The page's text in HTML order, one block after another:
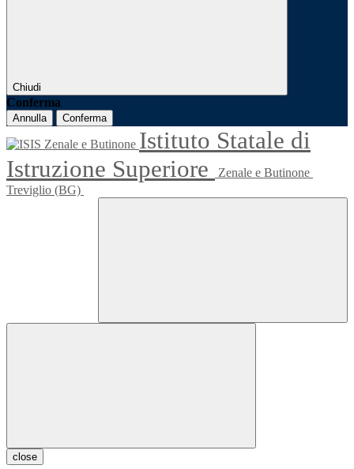
Chiudi
Conferma
Annulla Conferma
Istituto Statale di
Istruzione Superiore
Zenale e Butinone
Treviglio (BG)
close